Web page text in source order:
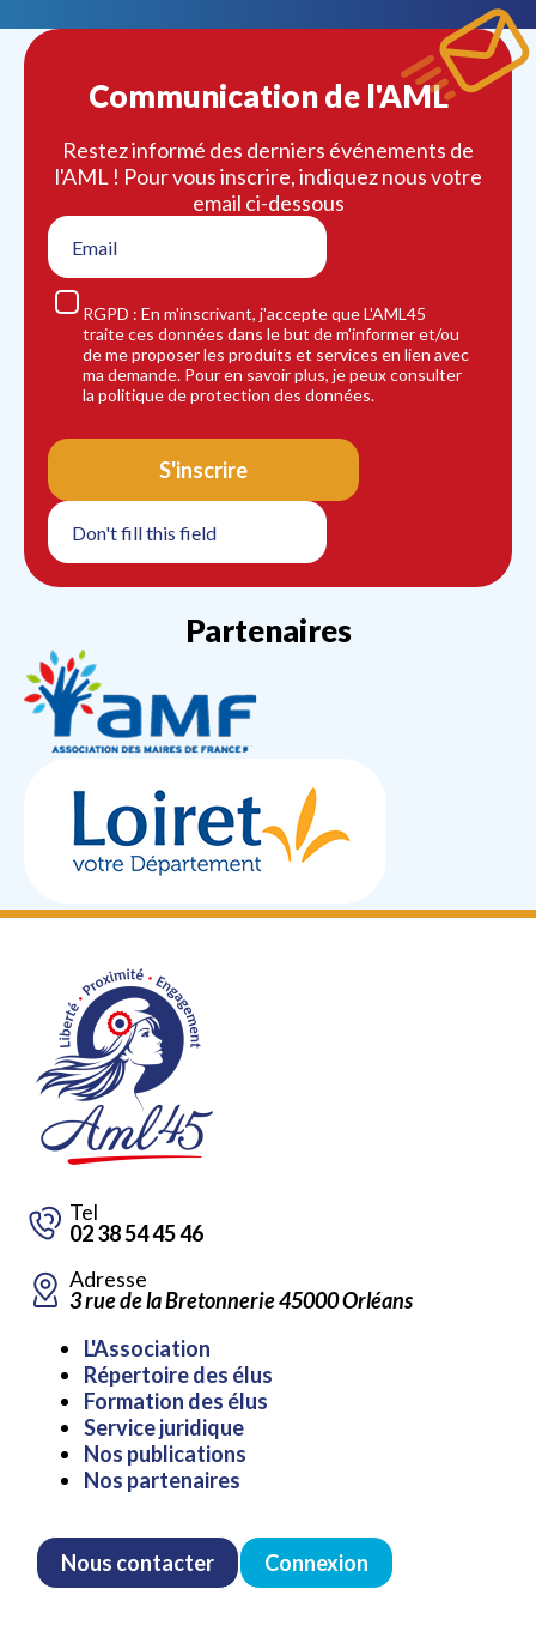
Communication de l'AML
Restez informé des derniers événements de
l'AML ! Pour vous inscrire, indiquez nous votre
email ci-dessous
RGPD : En m'inscrivant, j'accepte que L'AML45
traite ces données dans le but de m'informer et/ou
de me proposer les produits et services en lien avec
ma demande. Pour en savoir plus, je peux consulter
la politique de protection des données.
S'inscrire
Partenaires
Tel
02 38 54 45 46
Adresse
3 rue de la Bretonnerie 45000 Orléans
contenu
L'Association
Répertoire des élus
Formation des élus
Service juridique
Nos publications
Nos partenaires
Nous contacter Connexion